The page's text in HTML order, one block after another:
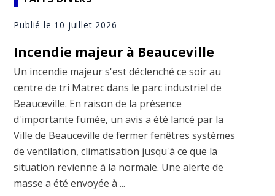
Publié le 10 juillet 2026
Incendie majeur à Beauceville
Un incendie majeur s'est déclenché ce soir au
centre de tri Matrec dans le parc industriel de
Beauceville. En raison de la présence
d'importante fumée, un avis a été lancé par la
Ville de Beauceville de fermer fenêtres systèmes
de ventilation, climatisation jusqu'à ce que la
situation revienne à la normale. Une alerte de
masse a été envoyée à ...